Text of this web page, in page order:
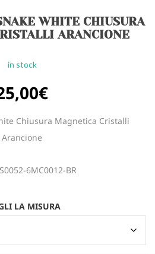
WHITE CHIUSURA
ARANCIONE
in stock
€
Chiusura Magnetica Cristalli
Arancione
6MC0012-BR
LA MISURA